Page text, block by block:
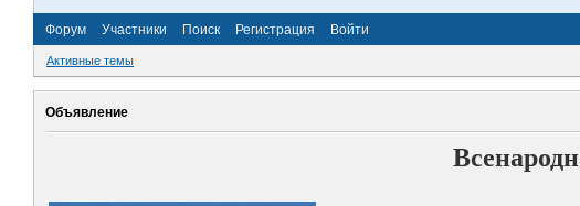
Форум Участники Поиск Регистрация Войти
Активные темы
Объявление